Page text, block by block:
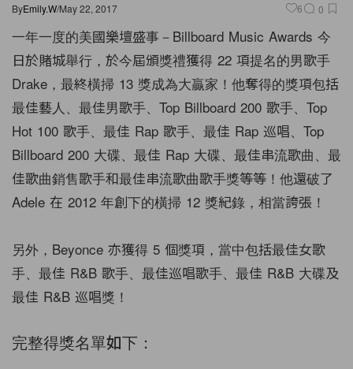
ByEmily.W/May 22, 2017 6 0
一年一度的美國樂壇盛事－Billboard Music Awards 今
日於賭城舉行，於今屆頒獎禮獲得 22 項提名的男歌手
Drake，最終橫掃 13 獎成為大贏家！他奪得的獎項包括
最佳藝人、最佳男歌手、Top Billboard 200 歌手、Top
Hot 100 歌手、最佳 Rap 歌手、最佳 Rap 巡唱、Top
Billboard 200 大碟、最佳 Rap 大碟、最佳串流歌曲、最
佳歌曲銷售歌手和最佳串流歌曲歌手獎等等！他還破了
Adele 在 2012 年創下的橫掃 12 獎紀錄，相當誇張！
另外，Beyonce 亦獲得 5 個獎項，當中包括最佳女歌
手、最佳 R&B 歌手、最佳巡唱歌手、最佳 R&B 大碟及
最佳 R&B 巡唱獎！
完整得獎名單如下：